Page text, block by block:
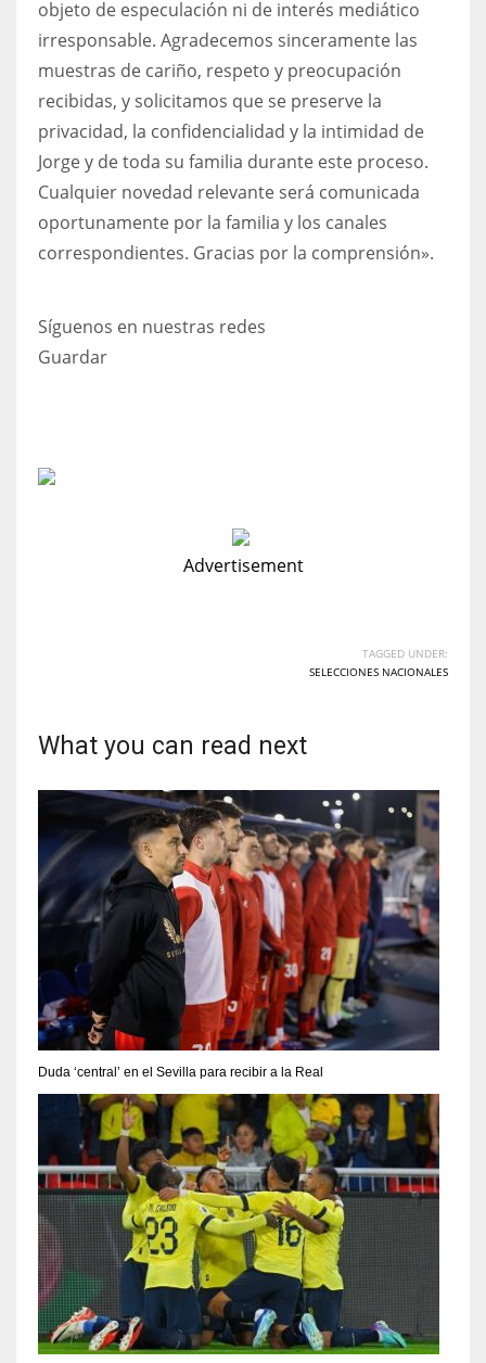
objeto de especulación ni de interés mediático
irresponsable. Agradecemos sinceramente las
muestras de cariño, respeto y preocupación
recibidas, y solicitamos que se preserve la
privacidad, la confidencialidad y la intimidad de
Jorge y de toda su familia durante este proceso.
Cualquier novedad relevante será comunicada
oportunamente por la familia y los canales
correspondientes. Gracias por la comprensión».
Síguenos en nuestras redes
Guardar
Advertisement
TAGGED UNDER:
SELECCIONES NACIONALES
What you can read next
Duda ‘central’ en el Sevilla para recibir a la Real